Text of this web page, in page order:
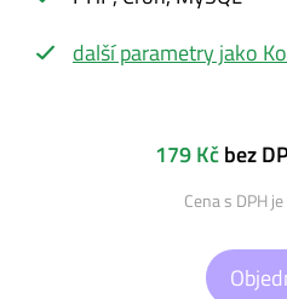
další parametry jako
179 Kčbez
Cena s DPH